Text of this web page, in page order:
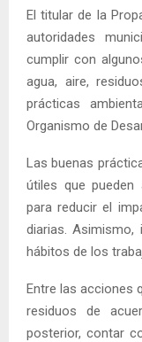
El titular de la
autoridades
cumplir con
agua, aire,
prácticas
Organismo de
Las buenas
útiles que pueden
para reducir el
diarias.
hábitos de los
Entre las acciones
residuos de
posterior, contar